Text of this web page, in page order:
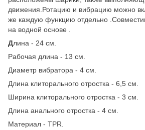
движения.Ротацию и вибрацию можно
же каждую функцию отдельно
на водной основе .
Длина - 24 см.
Рабочая длина - 13 см.
Диаметр вибратора - 4 см.
Длина клиторального отростка - 6,5 см.
Ширина клиторального отростка - 3 см.
Длина анального отростка - 4 см.
Материал - TPR.